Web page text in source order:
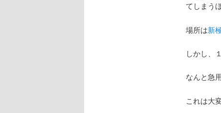
てしまう
場所は新
しかし、
なんと急
これは大